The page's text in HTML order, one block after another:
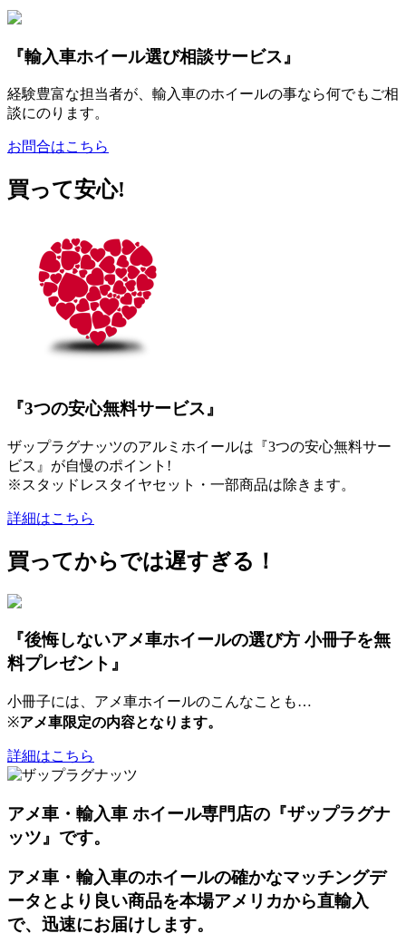
『輸入車ホイール選び相談サービス』
経験豊富な担当者が、輸入車のホイールの事なら何でもご相
談にのります。
お問合はこちら
買って安心!
『3つの安心無料サービス』
ザップラグナッツのアルミホイールは『3つの安心無料サー
ビス』が自慢のポイント!
※スタッドレスタイヤセット・一部商品は除きます。
詳細はこちら
買ってからでは遅すぎる！
『後悔しないアメ車ホイールの選び方 小冊子を無
料プレゼント』
小冊子には、アメ車ホイールのこんなことも…
※アメ車限定の内容となります。
詳細はこちら
アメ車・輸入車 ホイール専門店の『ザップラグナ
ッツ』です。
アメ車・輸入車のホイールの確かなマッチングデ
ータとより良い商品を本場アメリカから直輸入
で、迅速にお届けします。